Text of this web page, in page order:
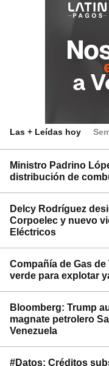
Las + Leídas hoy
Ministro Padrino
distribución de
Delcy Rodríguez
Corpoelec y nuevo
Eléctricos
Compañía de Gas
verde para explotar
Bloomberg: Trump
magnate petrolero
Venezuela
#Datos: Créditos